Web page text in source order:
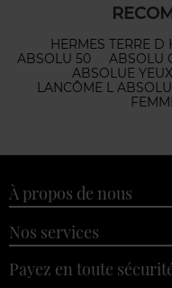
HERMES TERRE D
ABSOLU 50
ABSOLU
ABSOLUE YEUX
LANCÔME L ABSOLU
À propos de nous
Nos services
Payez en toute